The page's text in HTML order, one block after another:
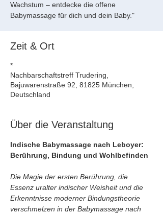
Wachstum – entdecke die offene
Babymassage für dich und dein Baby."
Zeit & Ort
*
Nachbarschaftstreff Trudering,
Bajuwarenstraße 92, 81825 München,
Deutschland
Über die Veranstaltung
Indische Babymassage nach Leboyer:
Berührung, Bindung und Wohlbefinden
Die Magie der ersten Berührung, die
Essenz uralter indischer Weisheit und die
Erkenntnisse moderner Bindungstheorie
verschmelzen in der Babymassage nach